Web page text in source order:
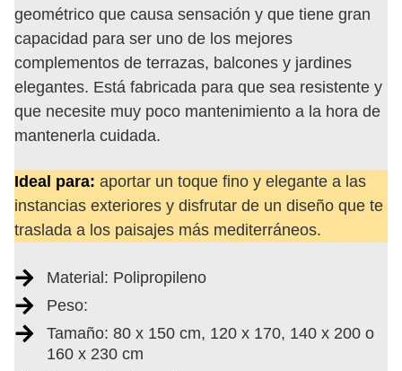
geométrico que causa sensación y que tiene gran
capacidad para ser uno de los mejores
complementos de terrazas, balcones y jardines
elegantes. Está fabricada para que sea resistente y
que necesite muy poco mantenimiento a la hora de
mantenerla cuidada.
Ideal para: aportar un toque fino y elegante a las
instancias exteriores y disfrutar de un diseño que te
traslada a los paisajes más mediterráneos.
Material: Polipropileno
Peso:
Tamaño: 80 x 150 cm, 120 x 170, 140 x 200 o
160 x 230 cm